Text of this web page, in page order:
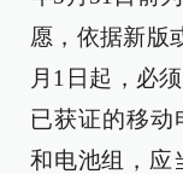
愿，依据新版
月1日起，必
已获证的移动
和电池组，应